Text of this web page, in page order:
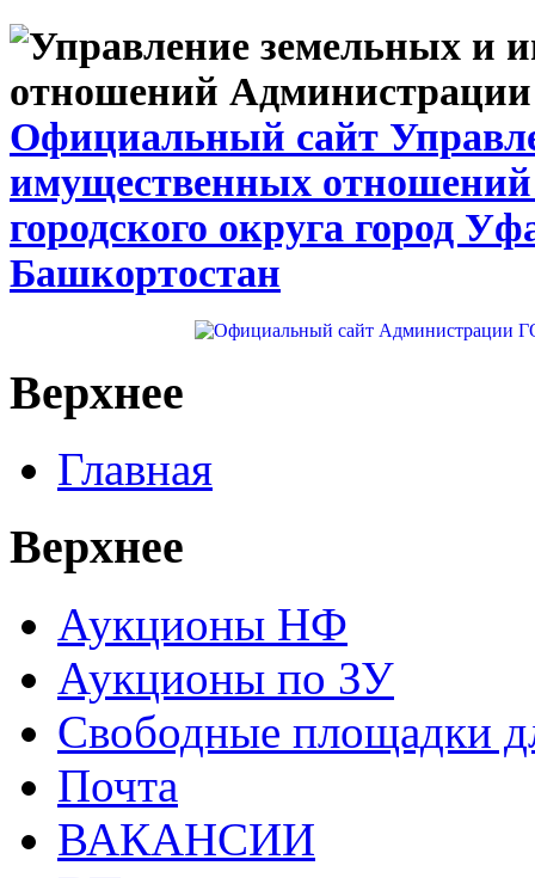
Официальный сайт
имущественных
городского округа город
Башкортостан
Верхнее
Главная
Верхнее
Аукционы НФ
Аукционы по ЗУ
Свободные площадки
Почта
ВАКАНСИИ